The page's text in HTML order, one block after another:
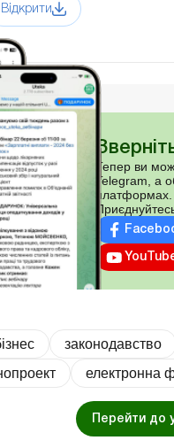
Відкрити
Тепер ви
Telegram, а
платформах.
законодавство
електронна
Перейти до